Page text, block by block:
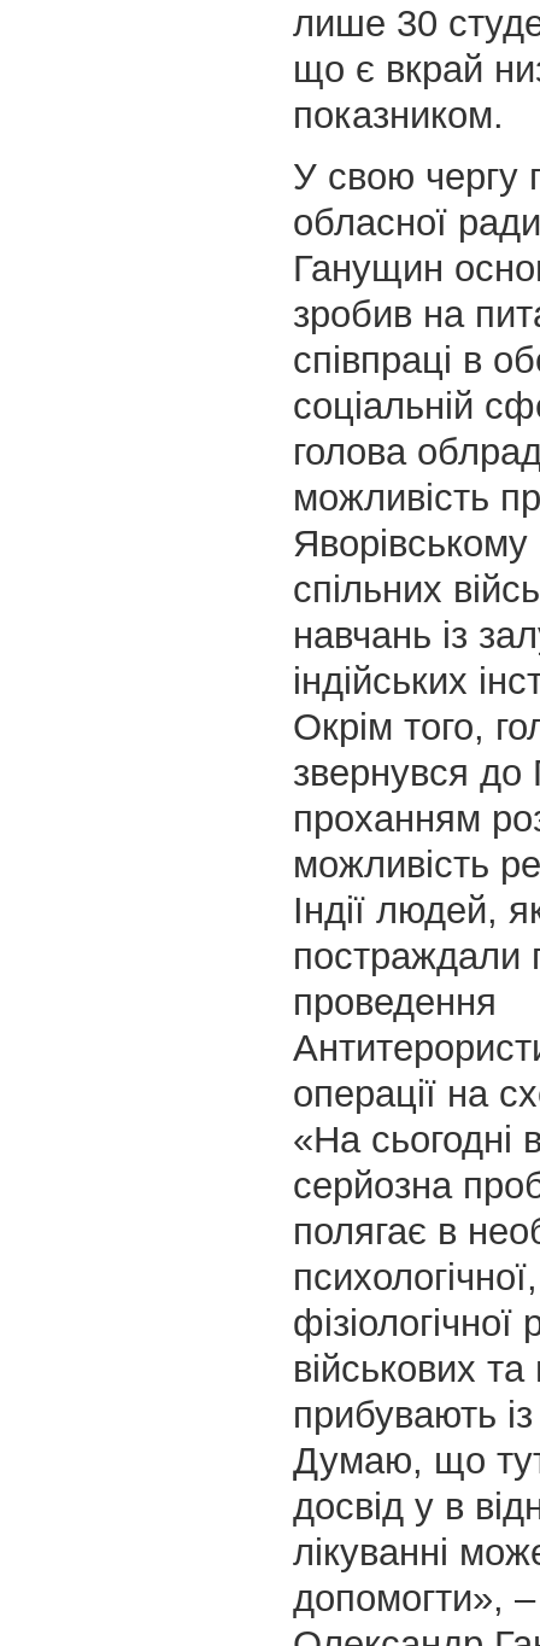
лише 30
що є вкрай
показником.
У свою чергу
обласної
Ганущин
зробив на
співпраці в
соціальній
голова
можливість
Яворівському
спільних
навчань із
індійських
Окрім того,
звернувся до
проханням
можливість
Індії людей,
постраждали
проведення
операції на
«На сьогодні
серйозна
полягає в
фізіологічної
військових та
прибувають
Думаю, що тут
досвід у в
лікуванні
допомогти»,